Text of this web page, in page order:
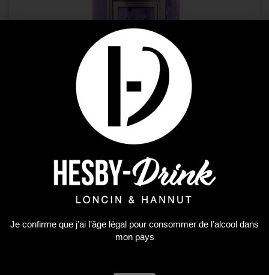
Apéritifs
Nova Fruit Violette
11,62€
Je confirme que j’ai l’âge légal pour consommer de l’alcool dans
mon pays